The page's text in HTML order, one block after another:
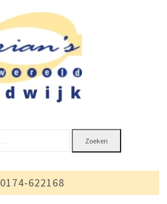
Zoeken
0174-622168